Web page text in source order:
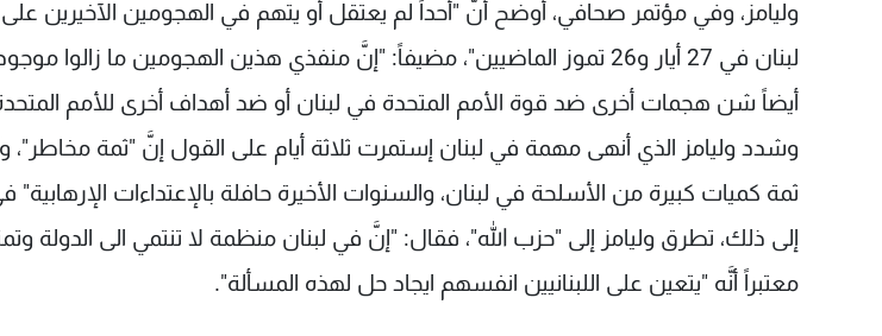
وليامز، وفي مؤتمر صحافي، أوضح أنَّ "أحداً لم يعتقل أو يتهم في الهجومين الآخيرين
لبنان في 27 أيار و26 تموز الماضيين"، مضيفاً: "إنَّ منفذي هذين الهجومين ما
أيضاً شن هجمات أخرى ضد قوة الأمم المتحدة في لبنان أو ضد أهداف أخرى للأمم
وشدد وليامز الذي أنهى مهمة في لبنان إستمرت ثلاثة أيام على القول إنَّ "ثمة مخاطر"،
ثمة كميات كبيرة من الأسلحة في لبنان، والسنوات الأخيرة حافلة بالإعتداءات الإرهابية"
إلى ذلك، تطرق وليامز إلى "حزب الله"، فقال: "إنَّ في لبنان منظمة لا تنتمي الى الدولة
معتبراً أنَّه "يتعين على اللبنانيين انفسهم ايجاد حل لهذه المسألة".